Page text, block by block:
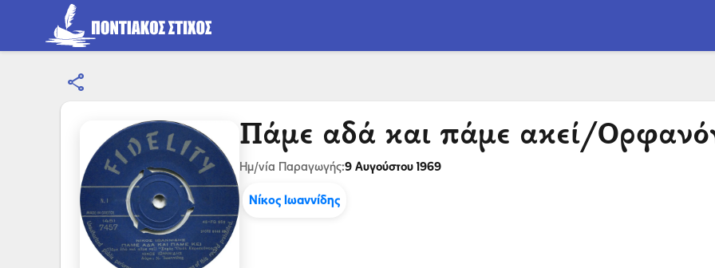
share
Πάμε αδά και πάμε ακεί/Ορφανόν
Ημ/νία Παραγωγής:9 Αυγούστου 1969
Νίκος Ιωαννίδης